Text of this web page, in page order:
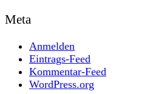
Meta
Anmelden
Eintrags-Feed
Kommentar-Feed
WordPress.org